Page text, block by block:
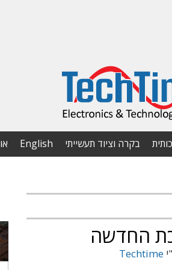
בקרה וציוד תעשייתי English
Techtime